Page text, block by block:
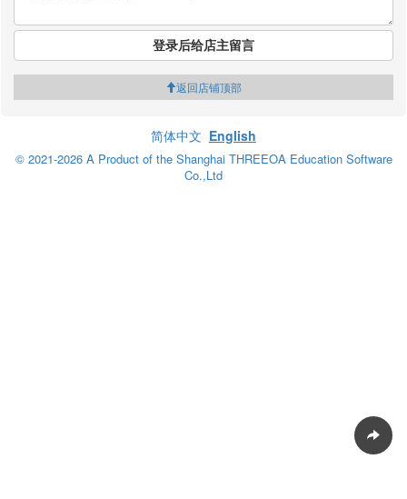
登录后给店主留言
返回店铺顶部
简体中文 English
© 2021-2026 A Product of the Shanghai THREEOA Education Software
Co.,Ltd